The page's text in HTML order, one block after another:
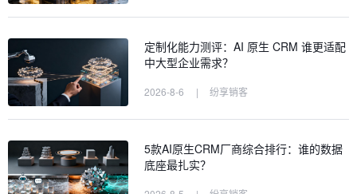
定制化能力测评：AI 原生 CRM 谁更适配
中大型企业需求？
2026-8-6 | 纷享销客
5款AI原生CRM厂商综合排行：谁的数据
底座最扎实？